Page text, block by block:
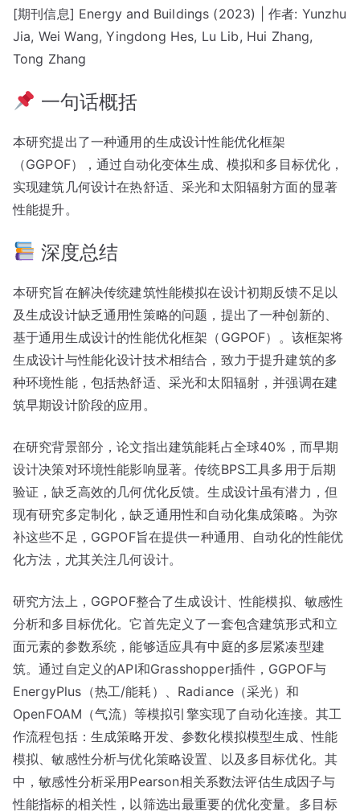
[期刊信息] Energy and Buildings (2023) | 作者: Yunzhu
Jia, Wei Wang, Yingdong Hes, Lu Lib, Hui Zhang,
Tong Zhang
一句话概括
本研究提出了一种通用的生成设计性能优化框架
（GGPOF），通过自动化变体生成、模拟和多目标优化，
实现建筑几何设计在热舒适、采光和太阳辐射方面的显著
性能提升。
深度总结
本研究旨在解决传统建筑性能模拟在设计初期反馈不足以
及生成设计缺乏通用性策略的问题，提出了一种创新的、
基于通用生成设计的性能优化框架（GGPOF）。该框架将
生成设计与性能化设计技术相结合，致力于提升建筑的多
种环境性能，包括热舒适、采光和太阳辐射，并强调在建
筑早期设计阶段的应用。
在研究背景部分，论文指出建筑能耗占全球40%，而早期
设计决策对环境性能影响显著。传统BPS工具多用于后期
验证，缺乏高效的几何优化反馈。生成设计虽有潜力，但
现有研究多定制化，缺乏通用性和自动化集成策略。为弥
补这些不足，GGPOF旨在提供一种通用、自动化的性能优
化方法，尤其关注几何设计。
研究方法上，GGPOF整合了生成设计、性能模拟、敏感性
分析和多目标优化。它首先定义了一套包含建筑形式和立
面元素的参数系统，能够适应具有中庭的多层紧凑型建
筑。通过自定义的API和Grasshopper插件，GGPOF与
EnergyPlus（热工/能耗）、Radiance（采光）和
OpenFOAM（气流）等模拟引擎实现了自动化连接。其工
作流程包括：生成策略开发、参数化模拟模型生成、性能
模拟、敏感性分析与优化策略设置、以及多目标优化。其
中，敏感性分析采用Pearson相关系数法评估生成因子与
性能指标的相关性，以筛选出最重要的优化变量。多目标